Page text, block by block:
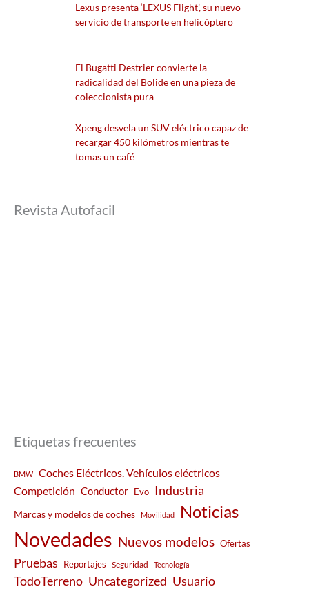
Lexus presenta ‘LEXUS Flight’, su nuevo
servicio de transporte en helicóptero
El Bugatti Destrier convierte la
radicalidad del Bolide en una pieza de
coleccionista pura
Xpeng desvela un SUV eléctrico capaz de
recargar 450 kilómetros mientras te
tomas un café
Revista Autofacil
Etiquetas frecuentes
BMW
Coches Eléctricos. Vehículos eléctricos
Competición Conductor Evo Industria
Marcas y modelos de coches Movilidad Noticias
Novedades Nuevos modelos Ofertas
Pruebas Reportajes Seguridad Tecnología
TodoTerreno Uncategorized Usuario